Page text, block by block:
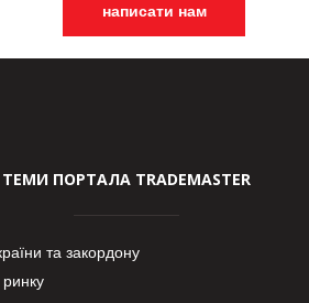
написати нам
ТЕМИ ПОРТАЛА TRADEMASTER
та закордону
ринку